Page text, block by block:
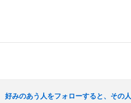
好みのあう人をフォローすると、その